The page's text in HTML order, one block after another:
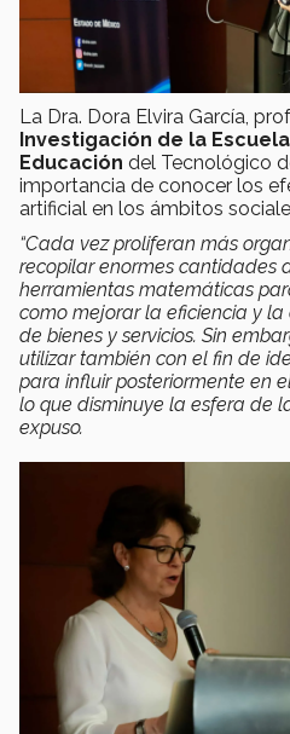
La Dra. Dora Elvira García,
Investigación de la
Educación del Tecnológico
importancia de conocer los
artificial en los ámbitos
“Cada vez proliferan más
recopilar enormes cantidades
herramientas matemáticas
como mejorar la eficiencia y
de bienes y servicios. Sin
utilizar también con el fin de
para influir posteriormente en
lo que disminuye la esfera de
expuso.